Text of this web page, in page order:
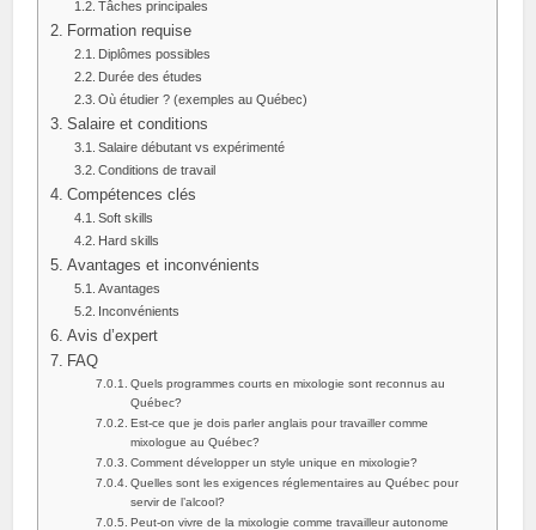
Tâches principales
Formation requise
Diplômes possibles
Durée des études
Où étudier ? (exemples au Québec)
Salaire et conditions
Salaire débutant vs expérimenté
Conditions de travail
Compétences clés
Soft skills
Hard skills
Avantages et inconvénients
Avantages
Inconvénients
Avis d’expert
FAQ
Quels programmes courts en mixologie sont reconnus au
Québec?
Est‑ce que je dois parler anglais pour travailler comme
mixologue au Québec?
Comment développer un style unique en mixologie?
Quelles sont les exigences réglementaires au Québec pour
servir de l’alcool?
Peut‑on vivre de la mixologie comme travailleur autonome